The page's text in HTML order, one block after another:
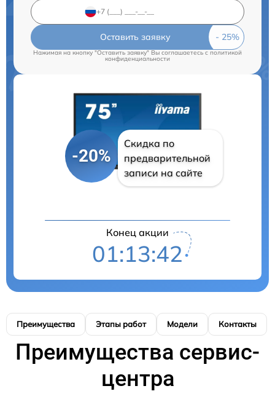
Оставить заявку
Нажимая на кнопку "Оставить заявку" Вы соглашаетесь cполитикой
конфиденциальности
-20%
Скидка по
предварительной
записи на сайте
Конец акции
01:13:42
Преимущества Этапы работ Модели Контакты
Преимущества сервис-
центра